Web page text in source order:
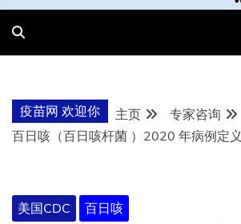
疫苗网 欢迎你 主页 专家咨询
百日咳（百日咳杆菌 ）202​​0 年病例定义
美国CDC 百日咳